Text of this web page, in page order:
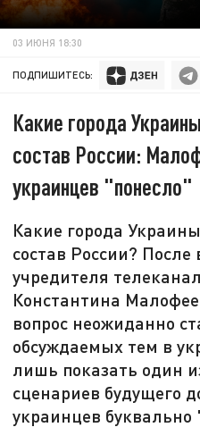
03 ИЮНЯ 18:30
ПОДПИШИТЕСЬ:
Какие города
состав России:
украинцев "понесло"
Какие города
состав России?
учредителя
Константина
вопрос неожиданно
обсуждаемых тем в
лишь показать один
сценариев будущего
украинцев буквально